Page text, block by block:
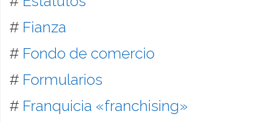
# Fianza
# Fondo de comercio
# Formularios
# Franquicia «franchising»